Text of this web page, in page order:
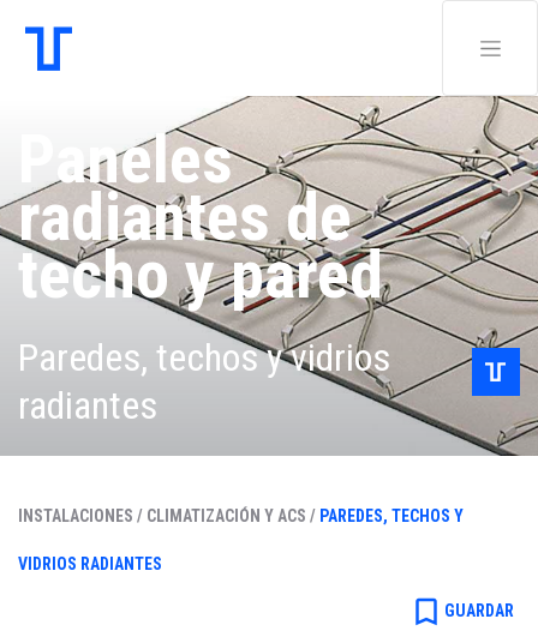
Paneles
radiantes de
techo y pared
Paredes, techos y vidrios
radiantes
INSTALACIONES / CLIMATIZACIÓN Y ACS / PAREDES, TECHOS Y
VIDRIOS RADIANTES
bookmark_border GUARDAR